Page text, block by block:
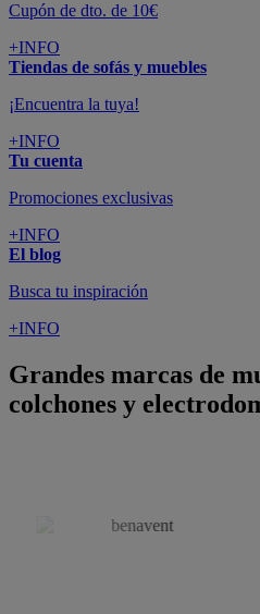
Cupón de dto. de 10€
+INFO
Tiendas de sofás y muebles
¡Encuentra la tuya!
+INFO
Tu cuenta
Promociones exclusivas
+INFO
El blog
Busca tu inspiración
+INFO
Grandes marcas de
colchones y